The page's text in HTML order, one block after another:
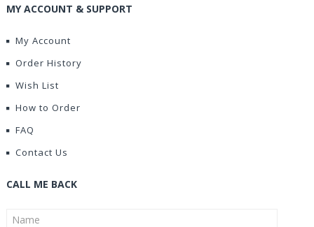
MY ACCOUNT & SUPPORT
My Account
Order History
Wish List
How to Order
FAQ
Contact Us
CALL ME BACK